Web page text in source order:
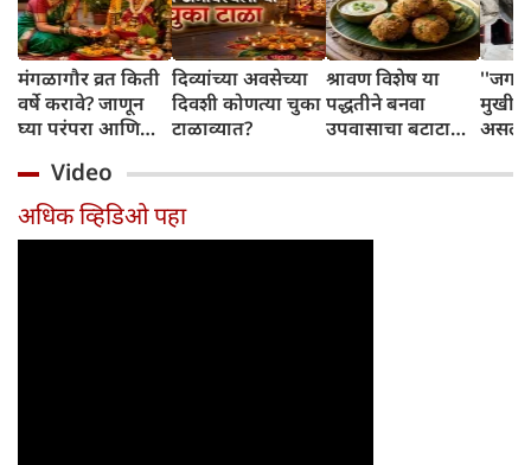
मंगळागौर व्रत किती
वर्षे करावे? जाणून
घ्या परंपरा आणि
दिव्यांच्या अवसेच्या
दिवशी कोणत्या चुका
टाळाव्यात?
श्रावण विशेष या
पद्धतीने बनवा
उपवासाचा बटाटा
करतील
मुखी
Video
अधिक व्हिडिओ पहा